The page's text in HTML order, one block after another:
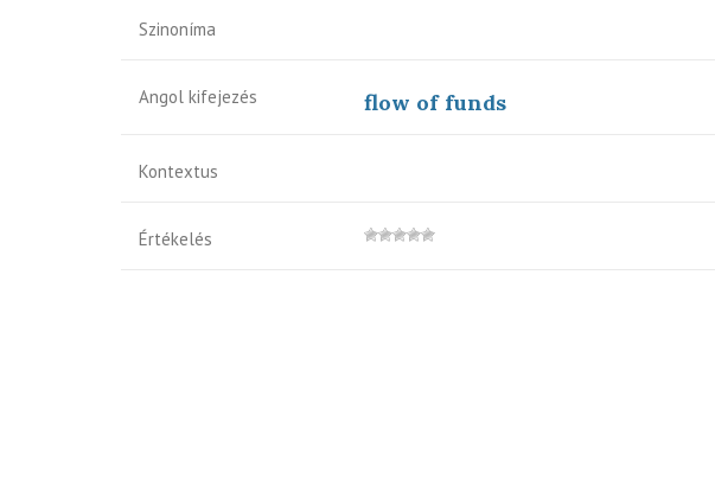
Szinoníma
Angol kifejezés flow of funds
Kontextus
Értékelés